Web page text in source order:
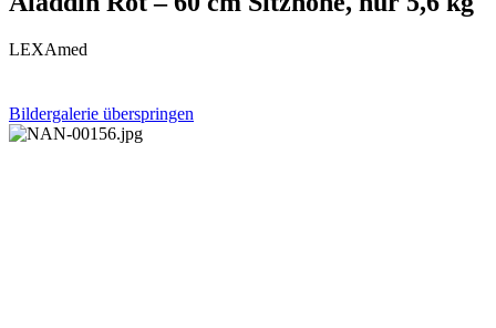
LEXAmed
Bildergalerie überspringen